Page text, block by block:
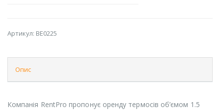
Артикул: BE0225
Опис
Компанія RentPro пропонує оренду термосів об’ємом 1.5